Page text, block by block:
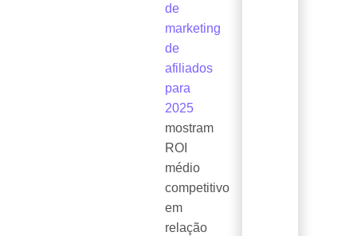
de
marketing
de
afiliados
para
2025
mostram
ROI
médio
competitivo
em
relação